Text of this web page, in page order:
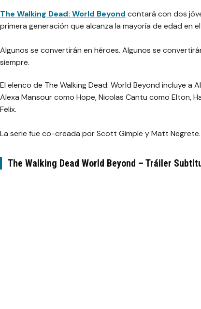
The Walking Dead: World Beyond contará con dos
primera generación que alcanza la mayoría de edad en
Algunos se convertirán en héroes. Algunos se
siempre.
El elenco de The Walking Dead: World Beyond incluye a
Alexa Mansour como Hope, Nicolas Cantu como Elton,
Felix.
La serie fue co-creada por Scott Gimple y Matt Negrete.
The Walking Dead World Beyond – Tráiler